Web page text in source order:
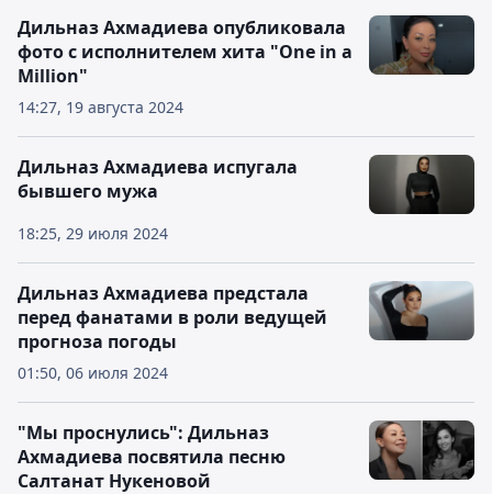
14:27, 19 августа 2024
Дильназ Ахмадиева опубликовала
фото с исполнителем хита "One in a
Million"
18:25, 29 июля 2024
Дильназ Ахмадиева испугала
бывшего мужа
01:50, 06 июля 2024
Дильназ Ахмадиева предстала
перед фанатами в роли ведущей
прогноза погоды
"Мы проснулись": Дильназ
Ахмадиева посвятила песню
Салтанат Нукеновой